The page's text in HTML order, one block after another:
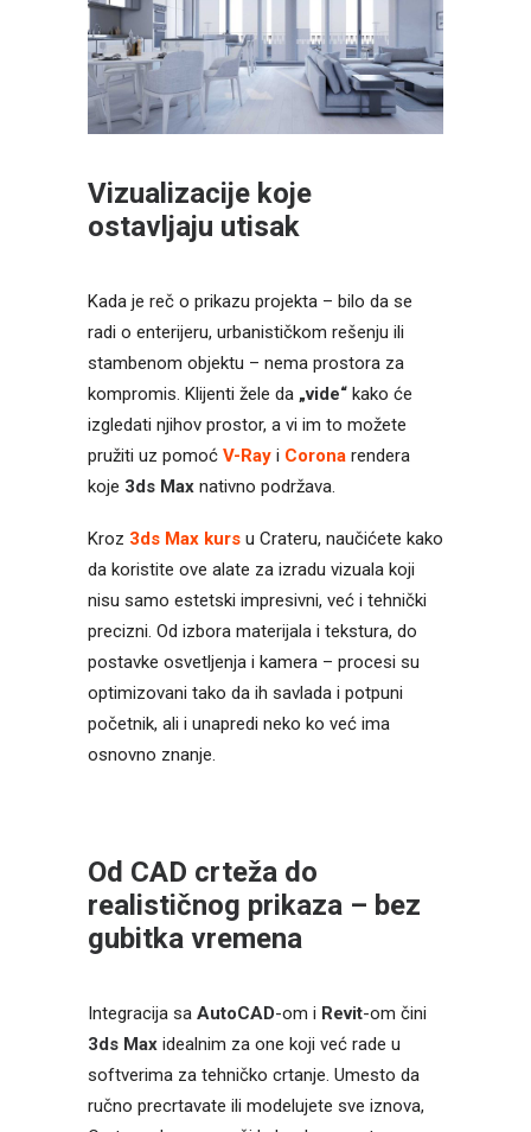
Vizualizacije koje
ostavljaju utisak
Kada je reč o prikazu projekta – bilo da se
radi o enterijeru, urbanističkom rešenju ili
stambenom objektu – nema prostora za
kompromis. Klijenti žele da „vide“kako će
izgledati njihov prostor, a vi im to možete
pružiti uz pomoć V-Rayi Coronarendera
koje 3ds Maxnativno podržava.
Kroz 3ds Max kursu Crateru, naučićete kako
da koristite ove alate za izradu vizuala koji
nisu samo estetski impresivni, već i tehnički
precizni. Od izbora materijala i tekstura, do
postavke osvetljenja i kamera – procesi su
optimizovani tako da ih savlada i potpuni
početnik, ali i unapredi neko ko već ima
osnovno znanje.
Od CAD crteža do
realističnog prikaza – bez
gubitka vremena
Integracija sa AutoCAD-om i Revit-om čini
3ds Maxidealnim za one koji već rade u
softverima za tehničko crtanje. Umesto da
ručno precrtavate ili modelujete sve iznova,